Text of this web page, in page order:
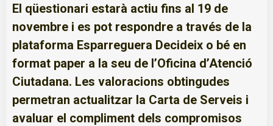
El qüestionari estarà actiu fins al 19 de
novembre i es pot respondre a través de la
plataforma Esparreguera Decideix o bé en
format paper a la seu de l’Oficina d’Atenció
Ciutadana. Les valoracions obtingudes
permetran actualitzar la Carta de Serveis i
avaluar el compliment dels compromisos